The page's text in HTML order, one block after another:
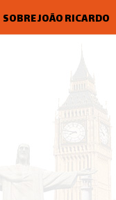
SOBRE JOÃO RICARDO